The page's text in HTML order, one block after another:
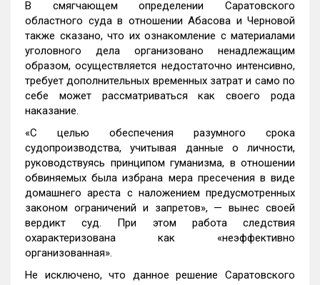
В смягчающем определении Саратовского
областного суда в отношении Абасова и Черновой
также сказано, что их ознакомление с материалами
уголовного дела организовано ненадлежащим
образом, осуществляется недостаточно интенсивно,
требует дополнительных временных затрат и само по
себе может рассматриваться как своего рода
наказание.
«С целью обеспечения разумного срока
судопроизводства, учитывая данные о личности,
руководствуясь принципом гуманизма, в отношении
обвиняемых была избрана мера пресечения в виде
домашнего ареста с наложением предусмотренных
законом ограничений и запретов», — вынес своей
вердикт суд. При этом работа следствия
охарактеризована как «неэффективно
организованная».
Не исключено, что данное решение Саратовского